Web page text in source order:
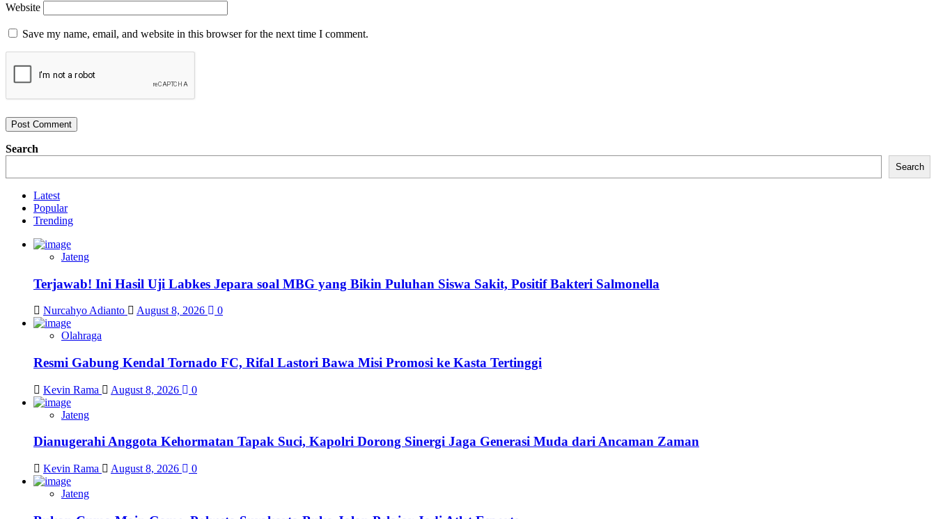
Website
Save my name, email, and website in this browser for the next time I comment.
Search
Search
Latest
Popular
Trending
Jateng
Terjawab! Ini Hasil Uji Labkes Jepara soal MBG yang Bikin Puluhan Siswa Sakit, Positif Bakteri Salmonella
Nurcahyo Adianto August 8, 2026 0
Olahraga
Resmi Gabung Kendal Tornado FC, Rifal Lastori Bawa Misi Promosi ke Kasta Tertinggi
Kevin Rama August 8, 2026 0
Jateng
Dianugerahi Anggota Kehormatan Tapak Suci, Kapolri Dorong Sinergi Jaga Generasi Muda dari Ancaman Zaman
Kevin Rama August 8, 2026 0
Jateng